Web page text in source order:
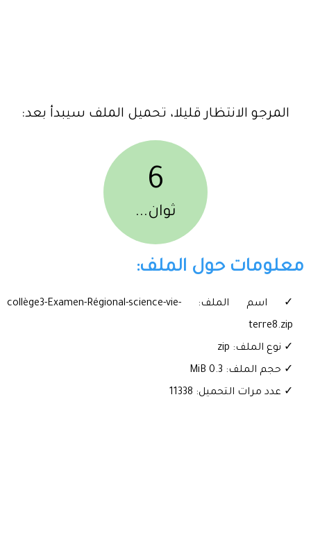
المرجو الانتظار قليلا، تحميل الملف سيبدأ بعد:
6
ثوان...
معلومات حول الملف:
✓ اسم الملف: collège3-Examen-Régional-science-vie-
terre8.zip
✓ نوع الملف: zip
✓ حجم الملف: 0.3 MiB
✓ عدد مرات التحميل: 11338